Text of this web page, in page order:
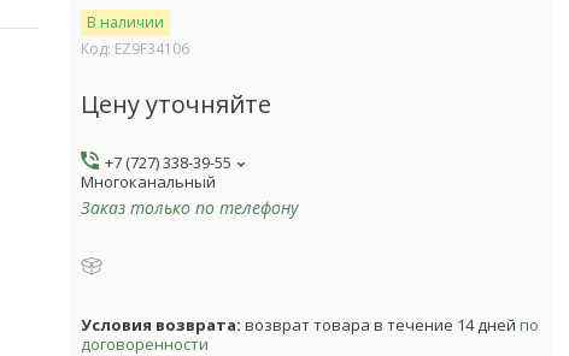
В наличии
Код: EZ9F34106
Цену уточняйте
+7 (727) 338-39-55
Многоканальный
Заказ только по телефону
возврат товара в течение 14 дней по
договоренности